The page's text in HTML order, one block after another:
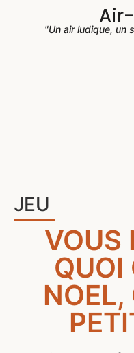
"Un air ludique, un
JEU
VOUS
QUOI
NOEL,